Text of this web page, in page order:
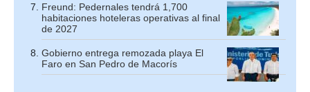
Freund: Pedernales tendrá 1,700
habitaciones hoteleras operativas al final
de 2027
Gobierno entrega remozada playa El
Faro en San Pedro de Macorís